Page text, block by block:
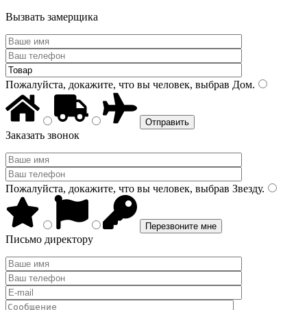
Вызвать замерщика
Пожалуйста, докажите, что вы человек, выбрав Дом.
Заказать звонок
Пожалуйста, докажите, что вы человек, выбрав Звезду.
Письмо директору